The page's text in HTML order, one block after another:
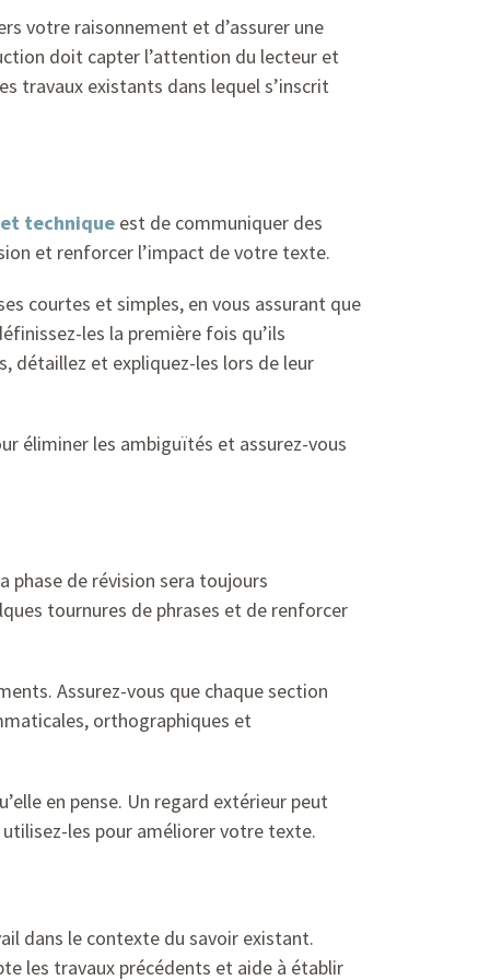
votre raisonnement et d’assurer une
doit capter l’attention du lecteur et
travaux existants dans lequel s’inscrit
technique est de communiquer des
et renforcer l’impact de votre texte.
courtes et simples, en vous assurant que
les la première fois qu’ils
détaillez et expliquez-les lors de leur
éliminer les ambiguïtés et assurez-vous
phase de révision sera toujours
tournures de phrases et de renforcer
Assurez-vous que chaque section
orthographiques et
en pense. Un regard extérieur peut
les pour améliorer votre texte.
dans le contexte du savoir existant.
les travaux précédents et aide à établir